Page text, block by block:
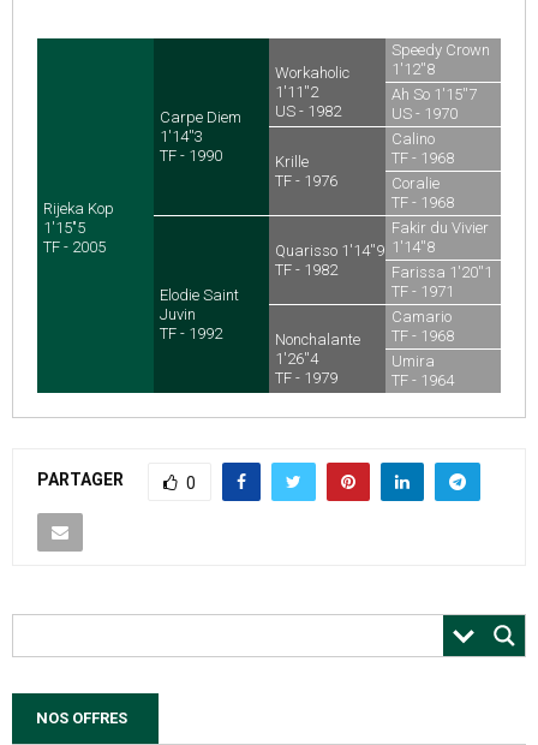
Rijeka Kop
1'15"5
TF - 2005
Carpe Diem
1'14''3
TF - 1990
Elodie Saint
Juvin
TF - 1992
Workaholic
1'11''2
US - 1982
Krille
TF - 1976
Quarisso 1'14''9
TF - 1982
Nonchalante
1'26''4
TF - 1979
Speedy Crown
1'12''8
US - 1968
Ah So 1'15''7
US - 1970
Calino
TF - 1968
Coralie
TF - 1968
Fakir du Vivier
1'14''8
TF - 1971
Farissa 1'20''1
TF - 1971
Camario
TF - 1968
Umira
TF - 1964
PARTAGER 0
NOS OFFRES